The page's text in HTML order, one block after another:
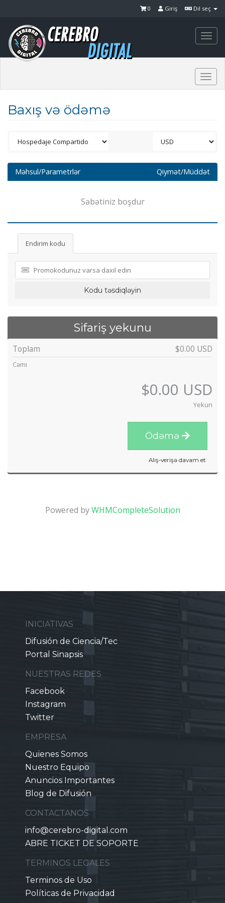
Dil seç
Giriş
0
Baxış və ödəmə
Məhsul/Parametrlər Qiymət/Müddət
Səbətiniz boşdur
Endirim kodu
Kodu təsdiqləyin
Sifariş yekunu
Toplam $0.00 USD
Cəmi
$0.00 USD
Yekun
Ödəmə
Alış-verişə davam et
Powered byWHMCompleteSolution
INICIATIVAS
Difusión de Ciencia/Tec
Portal Sinapsis
NUESTRAS REDES
Facebook
Instagram
Twitter
EMPRESA
Quienes Somos
Nuestro Equipo
Anuncios Importantes
Blog de Difusión
CONTACTANOS
info@cerebro-digital.com
ABRE TICKET DE SOPORTE
TERMINOS LEGALES
Terminos de Uso
Políticas de Privacidad